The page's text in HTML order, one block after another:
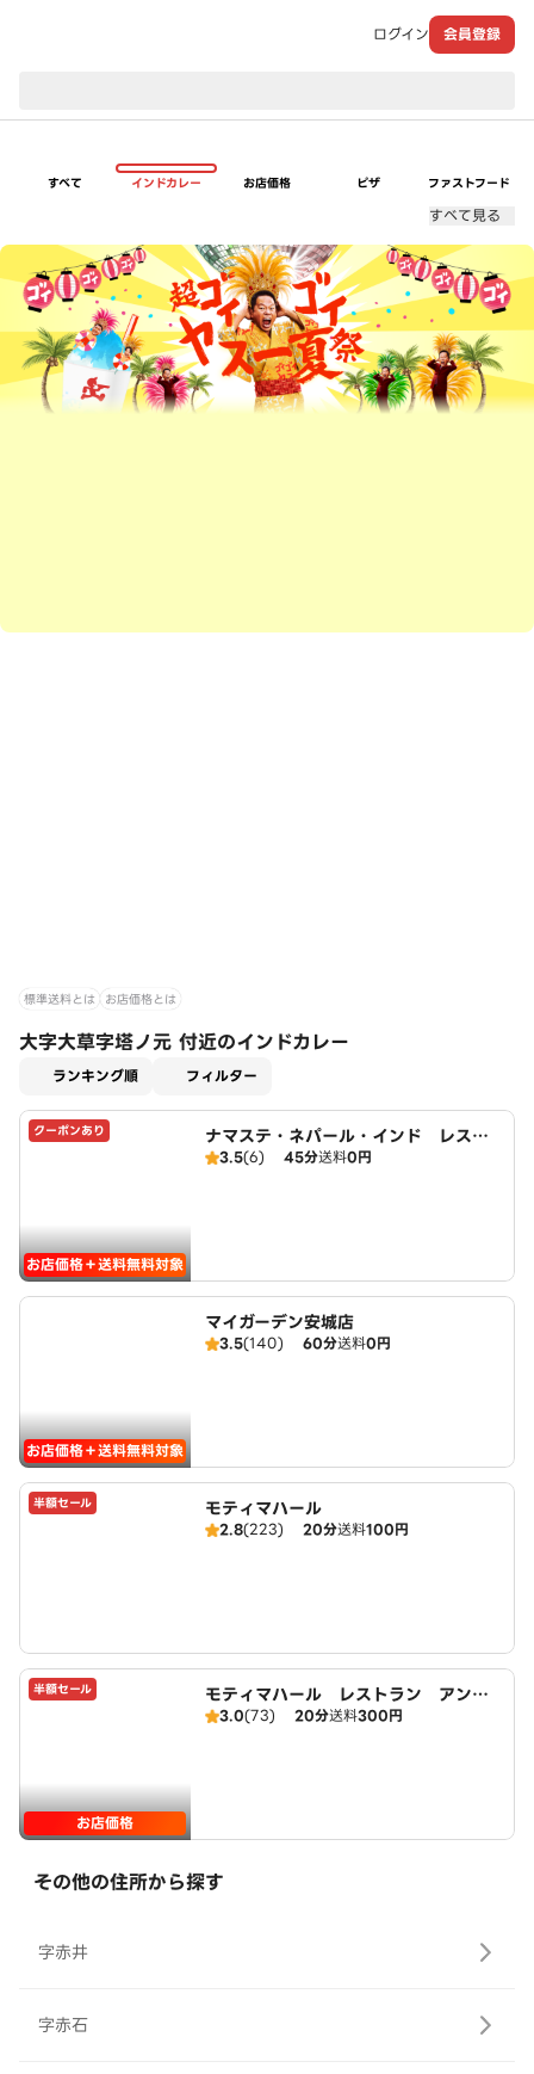
ログイン 会員登録
すべて インドカレー お店価格 ピザ ファストフード
すべて見る
超ゴイゴイヤスー夏祭
標準送料とは お店価格とは
大字大草字塔ノ元 付近のインドカレー
ランキング順 フィルター
クーポンあり
お店価格＋送料無料対象
ナマステ・ネパール・インド レスト
ラン
3.5(6) 45分送料0円
お店価格＋送料無料対象
マイガーデン安城店
3.5(140) 60分送料0円
半額セール モティマハール
2.8(223) 20分送料100円
半額セール
お店価格
モティマハール レストラン アンド
バー
3.0(73) 20分送料300円
その他の住所から探す
字赤井
字赤石